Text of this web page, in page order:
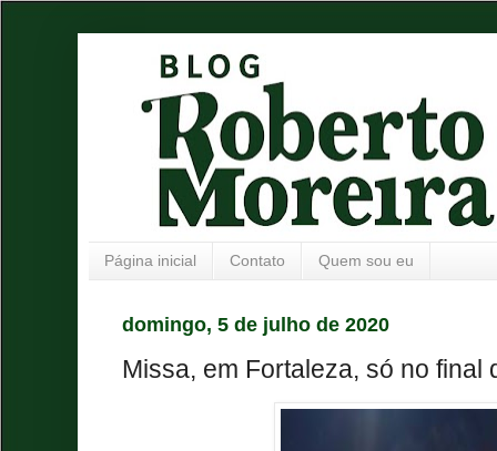
Página inicial Contato Quem sou eu
domingo, 5 de julho de 2020
Missa, em Fortaleza, só no final